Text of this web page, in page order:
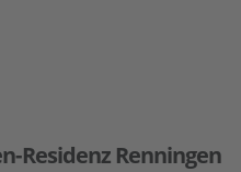
Residenz Renningen